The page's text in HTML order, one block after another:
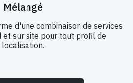
Mélangé
d'une combinaison de services
et sur site pour tout profil de
localisation.